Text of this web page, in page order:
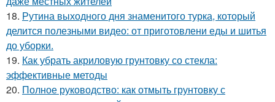
18. Рутина выходного дня знаменитого турка, который
делится полезными видео: от приготовлени еды и шитья
до уборки.
19. Как убрать акриловую грунтовку со стекла:
эффективные методы
20. Полное руководство: как отмыть грунтовку с